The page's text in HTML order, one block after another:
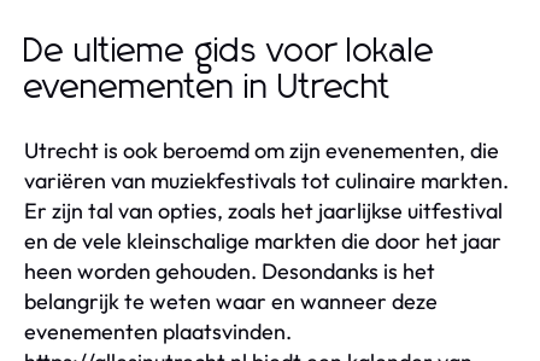
De ultieme gids voor lokale
evenementen in Utrecht
Utrecht is ook beroemd om zijn evenementen, die
variëren van muziekfestivals tot culinaire markten.
Er zijn tal van opties, zoals het jaarlijkse uitfestival
en de vele kleinschalige markten die door het jaar
heen worden gehouden. Desondanks is het
belangrijk te weten waar en wanneer deze
evenementen plaatsvinden.